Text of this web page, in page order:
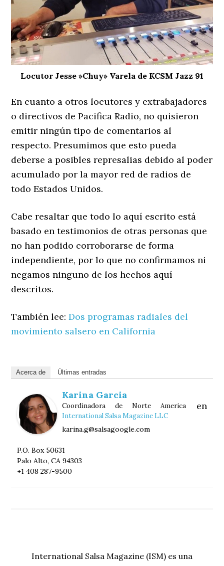
Locutor Jesse »Chuy» Varela de KCSM Jazz 91
En cuanto a otros locutores y extrabajadores
o directivos de Pacifica Radio, no quisieron
emitir ningún tipo de comentarios al
respecto. Presumimos que esto pueda
deberse a posibles represalias debido al poder
acumulado por la mayor red de radios de
todo Estados Unidos.
Cabe resaltar que todo lo aquí escrito está
basado en testimonios de otras personas que
no han podido corroborarse de forma
independiente, por lo que no confirmamos ni
negamos ninguno de los hechos aquí
descritos.
También lee:Dos programas radiales del
movimiento salsero en California
Acerca de Últimas entradas
Karina Garcia
Coordinadora de Norte Americaen
International Salsa Magazine LLC
karina.g@salsagoogle.com
P.O. Box 50631
Palo Alto, CA 94303
+1 408 287-9500
International Salsa Magazine (ISM) es una